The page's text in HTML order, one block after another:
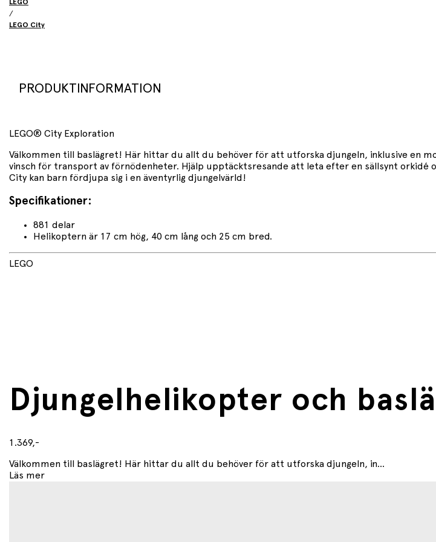
LEGO
/
LEGO City
PRODUKTINFORMATION
LEGO® City Exploration
Välkommen till baslägret! Här hittar du allt du behöver för att utforska djungeln, inklusive en
vinsch för transport av förnödenheter. Hjälp upptäcktsresande att leta efter en sällsynt orkidé
City kan barn fördjupa sig i en äventyrlig djungelvärld!
Specifikationer:
881 delar
Helikoptern är 17 cm hög, 40 cm lång och 25 cm bred.
LEGO
Djungelhelikopter och
1.369,-
Välkommen till baslägret! Här hittar du allt du behöver för att utforska djungeln, in...
Läs mer